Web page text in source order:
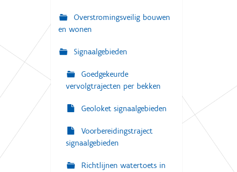
t
i
e
Overstromingsveilig bouwen
en wonen
Signaalgebieden
Goedgekeurde
vervolgtrajecten per bekken
Geoloket signaalgebieden
Voorbereidingstraject
signaalgebieden
Richtlijnen watertoets in